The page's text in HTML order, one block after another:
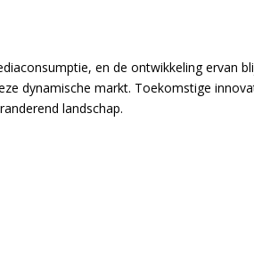
en de ontwikkeling ervan
dynamische markt. Toekomstige
landschap.